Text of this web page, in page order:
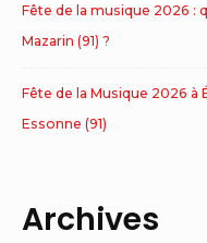
Fête de la musique 2026 :
Mazarin (91) ?
Fête de la Musique 2026
Essonne (91)
Archives